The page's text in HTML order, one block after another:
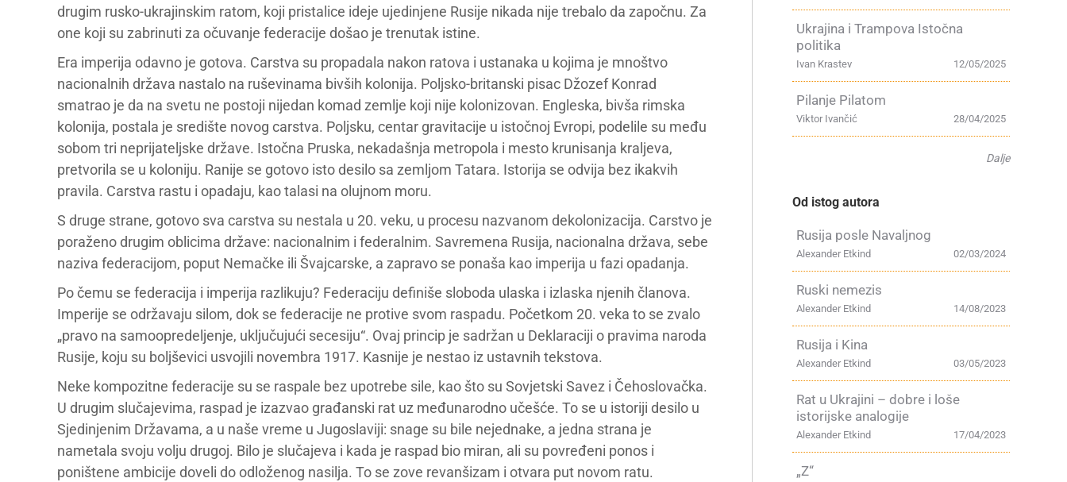
drugim rusko-ukrajinskim ratom, koji pristalice ideje ujedinjene Rusije nikada nije trebalo da započnu. Za
one koji su zabrinuti za očuvanje federacije došao je trenutak istine.
Era imperija odavno je gotova. Carstva su propadala nakon ratova i ustanaka u kojima je mnoštvo
nacionalnih država nastalo na ruševinama bivših kolonija. Poljsko-britanski pisac Džozef Konrad
smatrao je da na svetu ne postoji nijedan komad zemlje koji nije kolonizovan. Engleska, bivša rimska
kolonija, postala je središte novog carstva. Poljsku, centar gravitacije u istočnoj Evropi, podelile su među
sobom tri neprijateljske države. Istočna Pruska, nekadašnja metropola i mesto krunisanja kraljeva,
pretvorila se u koloniju. Ranije se gotovo isto desilo sa zemljom Tatara. Istorija se odvija bez ikakvih
pravila. Carstva rastu i opadaju, kao talasi na olujnom moru.
S druge strane, gotovo sva carstva su nestala u 20. veku, u procesu nazvanom dekolonizacija. Carstvo je
poraženo drugim oblicima države: nacionalnim i federalnim. Savremena Rusija, nacionalna država, sebe
naziva federacijom, poput Nemačke ili Švajcarske, a zapravo se ponaša kao imperija u fazi opadanja.
Po čemu se federacija i imperija razlikuju? Federaciju definiše sloboda ulaska i izlaska njenih članova.
Imperije se održavaju silom, dok se federacije ne protive svom raspadu. Početkom 20. veka to se zvalo
„pravo na samoopredeljenje, uključujući secesiju“. Ovaj princip je sadržan u Deklaraciji o pravima naroda
Rusije, koju su boljševici usvojili novembra 1917. Kasnije je nestao iz ustavnih tekstova.
Neke kompozitne federacije su se raspale bez upotrebe sile, kao što su Sovjetski Savez i Čehoslovačka.
U drugim slučajevima, raspad je izazvao građanski rat uz međunarodno učešće. To se u istoriji desilo u
Sjedinjenim Državama, a u naše vreme u Jugoslaviji: snage su bile nejednake, a jedna strana je
nametala svoju volju drugoj. Bilo je slučajeva i kada je raspad bio miran, ali su povređeni ponos i
poništene ambicije doveli do odloženog nasilja. To se zove revanšizam i otvara put novom ratu.
Ukrajina i Trampova Istočna
politika
12/05/2025
Ivan Krastev
Pilanje Pilatom
28/04/2025
Viktor Ivančić
Dalje
Od istog autora
Rusija posle Navaljnog
02/03/2024
Alexander Etkind
Ruski nemezis
14/08/2023
Alexander Etkind
Rusija i Kina
03/05/2023
Alexander Etkind
Rat u Ukrajini – dobre i loše
istorijske analogije
17/04/2023
Alexander Etkind
„Z“